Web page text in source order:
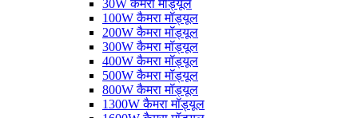
30W कैमरा मॉड्यूल
100W कैमरा मॉड्यूल
200W कैमरा मॉड्यूल
300W कैमरा मॉड्यूल
400W कैमरा मॉड्यूल
500W कैमरा मॉड्यूल
800W कैमरा मॉड्यूल
1300W कैमरा मॉड्यूल